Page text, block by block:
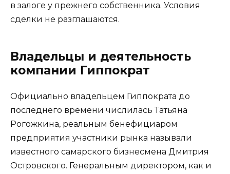
в залоге у прежнего собственника. Условия
сделки не разглашаются.
Владельцы и деятельность
компании Гиппократ
Официально владельцем Гиппократа до
последнего времени числилась Татьяна
Рогожкина, реальным бенефициаром
предприятия участники рынка называли
известного самарского бизнесмена Дмитрия
Островского. Генеральным директором, как и